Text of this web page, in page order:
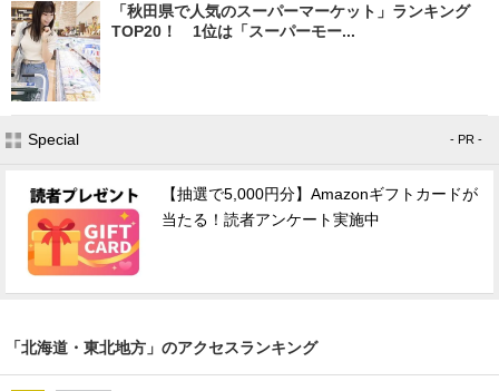
「秋田県で人気のスーパーマーケット」ランキング
TOP20！ 1位は「スーパーモー...
Special - PR -
【抽選で5,000円分】Amazonギフトカードが
当たる！読者アンケート実施中
「北海道・東北地方」のアクセスランキング